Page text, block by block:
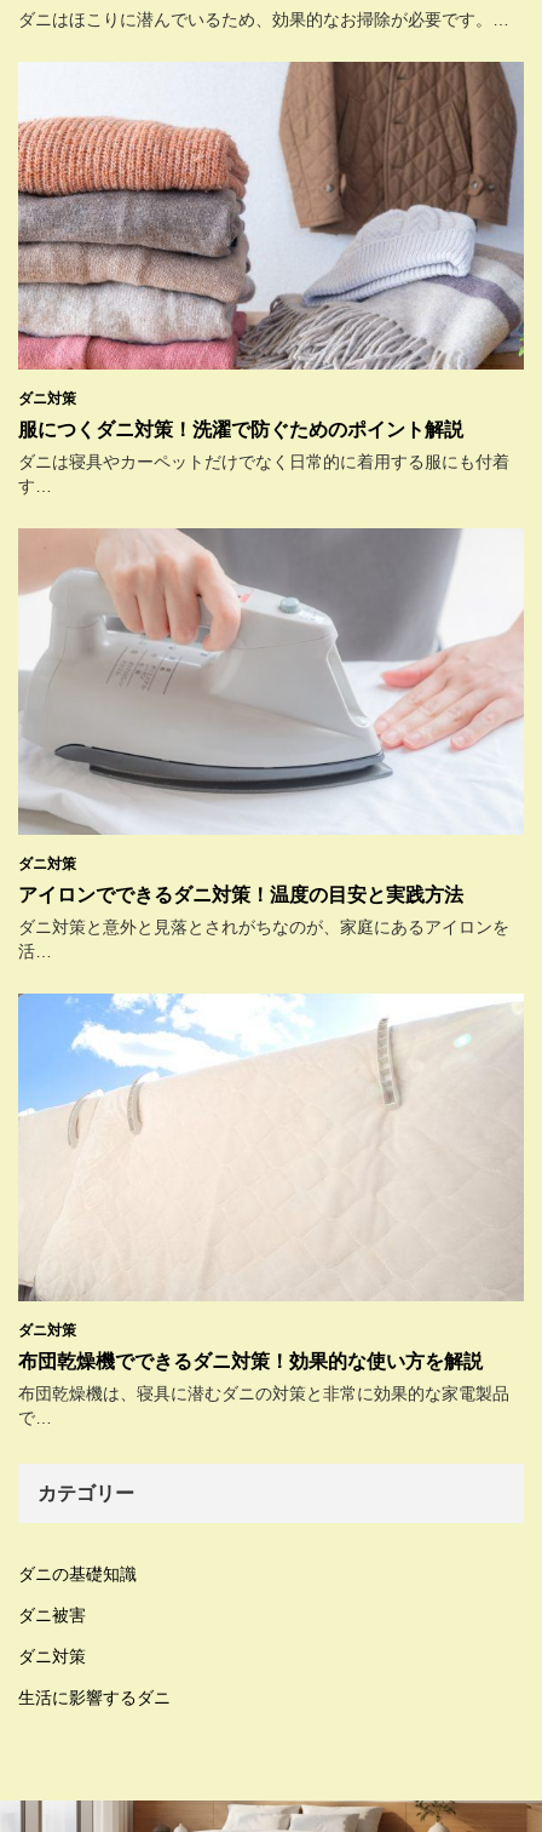
ダニはほこりに潜んでいるため、効果的なお掃除が必要です。…
ダニ対策
服につくダニ対策！洗濯で防ぐためのポイント解説
ダニは寝具やカーペットだけでなく日常的に着用する服にも付着
す…
ダニ対策
アイロンでできるダニ対策！温度の目安と実践方法
ダニ対策と意外と見落とされがちなのが、家庭にあるアイロンを
活…
ダニ対策
布団乾燥機でできるダニ対策！効果的な使い方を解説
布団乾燥機は、寝具に潜むダニの対策と非常に効果的な家電製品
で…
カテゴリー
ダニの基礎知識
ダニ被害
ダニ対策
生活に影響するダニ